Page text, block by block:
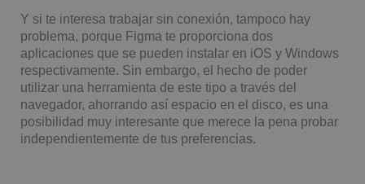
Y si te interesa trabajar sin conexión, tampoco hay
problema, porque Figma te proporciona dos
aplicaciones que se pueden instalar en iOS y Windows
respectivamente. Sin embargo, el hecho de poder
utilizar una herramienta de este tipo a través del
navegador, ahorrando así espacio en el disco, es una
posibilidad muy interesante que merece la pena probar
independientemente de tus preferencias.